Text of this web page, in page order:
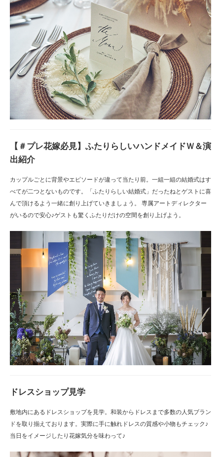
【＃プレ花嫁必見】ふたりらしいハンドメイドＷ＆演
出紹介
カップルごとに背景やエピソードが違って当たり前。一組一組の結婚式はす
べてが二つとないものです。「ふたりらしい結婚式」だったねとゲストに喜
んで頂けるよう一緒に創り上げていきましょう。 専属アートディレクター
がいるので安心♪ゲストも驚くふたりだけの空間を創り上げよう。
ドレスショップ見学
敷地内にあるドレスショップを見学。和装からドレスまで多数の人気ブラン
ドを取り揃えております。実際に手に触れドレスの質感や小物もチェック♪
当日をイメージしたり花嫁気分を味わって♪